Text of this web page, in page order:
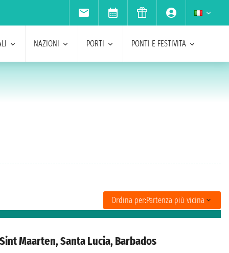
NAZIONI PORTI PONTI E FESTIVITA
Ordina per:Partenza più vicina
Maarten, Santa Lucia, Barbados